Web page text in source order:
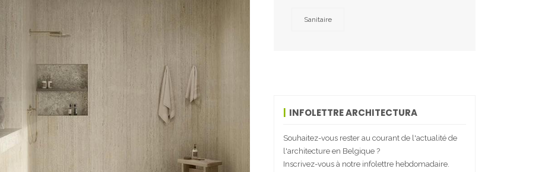
Sanitaire
INFOLETTRE ARCHITECTURA
Souhaitez-vous rester au courant de l'actualité de
l'architecture en Belgique ?
Inscrivez-vous à notre infolettre hebdomadaire.